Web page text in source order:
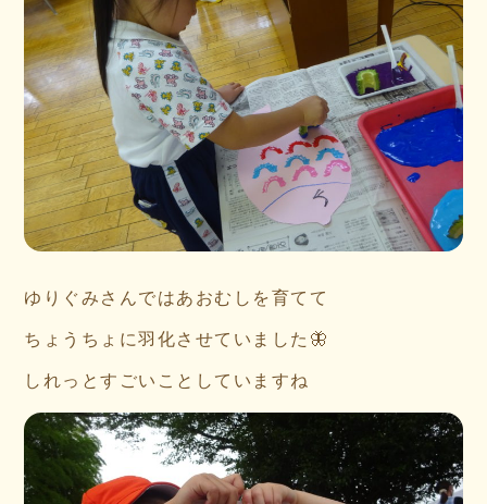
ゆりぐみさんではあおむしを育てて
ちょうちょに羽化させていました🦋
しれっとすごいことしていますね